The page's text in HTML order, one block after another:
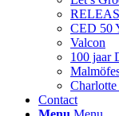
CED 50
Valcon
100 jaar
Contact